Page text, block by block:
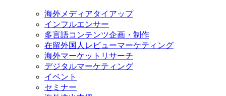
海外メディアタイアップ
インフルエンサー
多言語コンテンツ企画・制作
在留外国⼈レビューマーケティング
海外マーケットリサーチ
デジタルマーケティング
イベント
セミナー